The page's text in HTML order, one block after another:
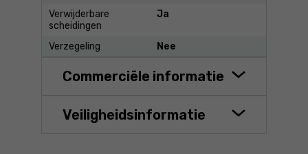
Verwijderbare
scheidingen
Ja
Verzegeling Nee
Commerciële informatie
Veiligheidsinformatie